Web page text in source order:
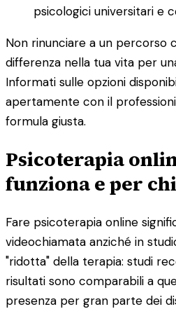
psicologici universitari e
Non rinunciare a un percorso
differenza nella tua vita per
Informati sulle opzioni
apertamente con il
formula giusta.
Psicoterapia
funziona e per
Fare psicoterapia online
videochiamata anziché in
"ridotta" della terapia: studi
risultati sono comparabili a
presenza per gran parte dei